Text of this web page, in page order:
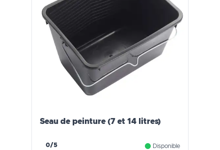
Seau de peinture (7 et 14 litres)
0/5 Disponible